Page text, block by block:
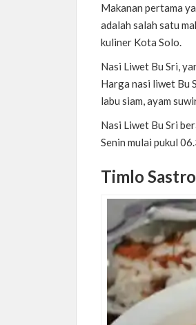
Makanan pertama
adalah salah satu
kuliner Kota Solo.
Nasi Liwet Bu Sri,
Harga nasi liwet Bu
labu siam, ayam
Nasi Liwet Bu Sri
Senin mulai pukul
Timlo Sastro